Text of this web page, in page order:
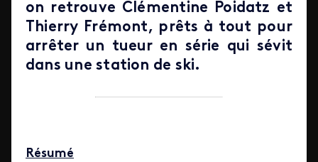
on retrouve Clémentine Poidatz et
Thierry Frémont, prêts à tout pour
arrêter un tueur en série qui sévit
dans une station de ski.
Résumé